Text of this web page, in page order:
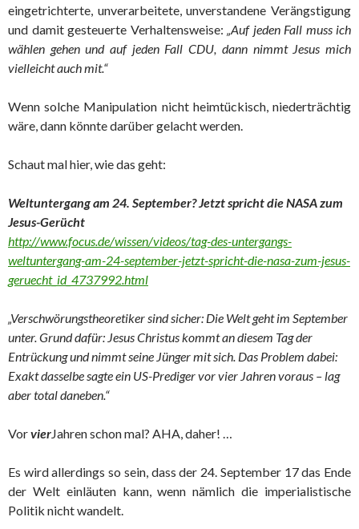
eingetrichterte, unverarbeitete, unverstandene Verängstigung
und damit gesteuerte Verhaltensweise: „Auf jeden Fall muss ich
wählen gehen und auf jeden Fall CDU, dann nimmt Jesus mich
vielleicht auch mit.“
Wenn solche Manipulation nicht heimtückisch, niederträchtig
wäre, dann könnte darüber gelacht werden.
Schaut mal hier, wie das geht:
Weltuntergang am 24. September? Jetzt spricht die NASA zum
Jesus-Gerücht
http://www.focus.de/wissen/videos/tag-des-untergangs-
weltuntergang-am-24-september-jetzt-spricht-die-nasa-zum-jesus-
geruecht_id_4737992.html
„Verschwörungstheoretiker sind sicher: Die Welt geht im September
unter. Grund dafür: Jesus Christus kommt an diesem Tag der
Entrückung und nimmt seine Jünger mit sich. Das Problem dabei:
Exakt dasselbe sagte ein US-Prediger vor vier Jahren voraus – lag
aber total daneben.“
VorvierJahren schon mal? AHA, daher! …
Es wird allerdings so sein, dass der 24. September 17 das Ende
der Welt einläuten kann, wenn nämlich die imperialistische
Politik nicht wandelt.